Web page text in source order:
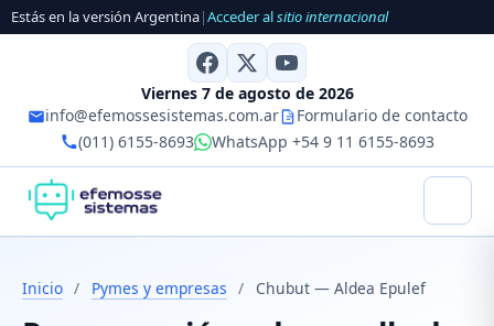
Estás en la versión Argentina|Acceder alsitio internacional
Viernes 7 de agosto de 2026
info@efemossesistemas.com.ar
Formulario de contacto
(011) 6155-8693
WhatsApp +54 9 11 6155-8693
Inicio / Pymes y empresas / Chubut — Aldea Epulef